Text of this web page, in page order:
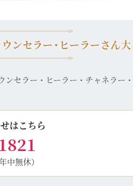
ンセラー･ヒーラーさん
セラー・ヒーラー・チャネラー
はこちら
中無休）